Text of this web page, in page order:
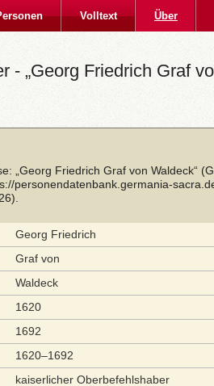
Volltext Über
- „Georg Friedrich Graf
„Georg Friedrich Graf von Waldeck“
personendatenbank.germania-
Georg Friedrich
Graf von
Waldeck
1620
1692
1620–1692
kaiserlicher Oberbefehlshaber